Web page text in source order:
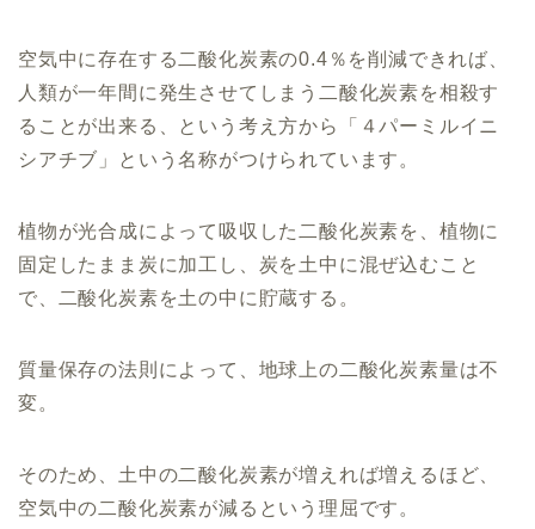
空気中に存在する二酸化炭素の0.4％を削減できれば、
人類が一年間に発生させてしまう二酸化炭素を相殺す
ることが出来る、という考え方から「４パーミルイニ
シアチブ」という名称がつけられています。
植物が光合成によって吸収した二酸化炭素を、植物に
固定したまま炭に加工し、炭を土中に混ぜ込むこと
で、二酸化炭素を土の中に貯蔵する。
質量保存の法則によって、地球上の二酸化炭素量は不
変。
そのため、土中の二酸化炭素が増えれば増えるほど、
空気中の二酸化炭素が減るという理屈です。